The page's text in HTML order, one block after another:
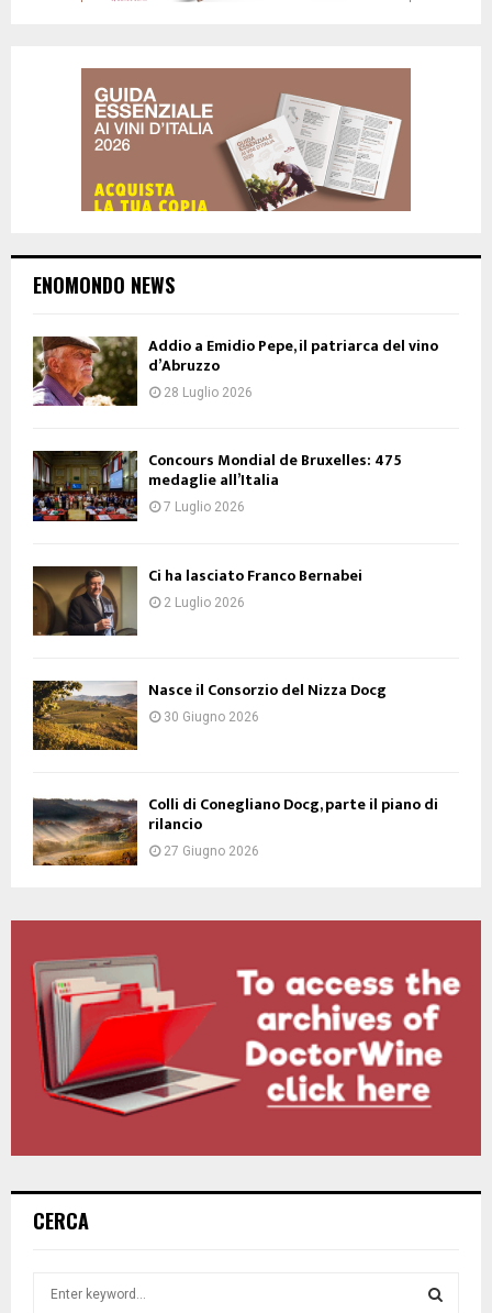
ENOMONDO NEWS
Addio a Emidio Pepe, il patriarca del vino
d’Abruzzo
28 Luglio 2026
Concours Mondial de Bruxelles: 475
medaglie all’Italia
7 Luglio 2026
Ci ha lasciato Franco Bernabei
2 Luglio 2026
Nasce il Consorzio del Nizza Docg
30 Giugno 2026
Colli di Conegliano Docg, parte il piano di
rilancio
27 Giugno 2026
CERCA